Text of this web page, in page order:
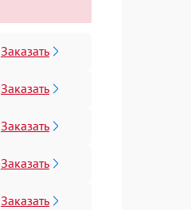
Заказать
Заказать
Заказать
Заказать
Заказать